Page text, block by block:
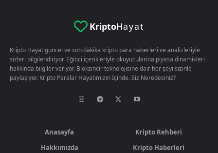
KriptoHayat
Kripto Hayat güncel ve son dakika kripto para haberleri ve analizleriyle
sizleri bilgilendiriyor. Eğitici içerikleriyle okuyucularina piyasa dinamikleri
hakkında bilgiler veriyor. Blokzincir teknolojisine dair her şeyi sizinle
paylaşıyor. Kripto Paralar Hayatımızın İçinde. Siz Neredesiniz?
Anasayfa
Hakkımızda
Kripto Rehberi
Kripto Haberleri